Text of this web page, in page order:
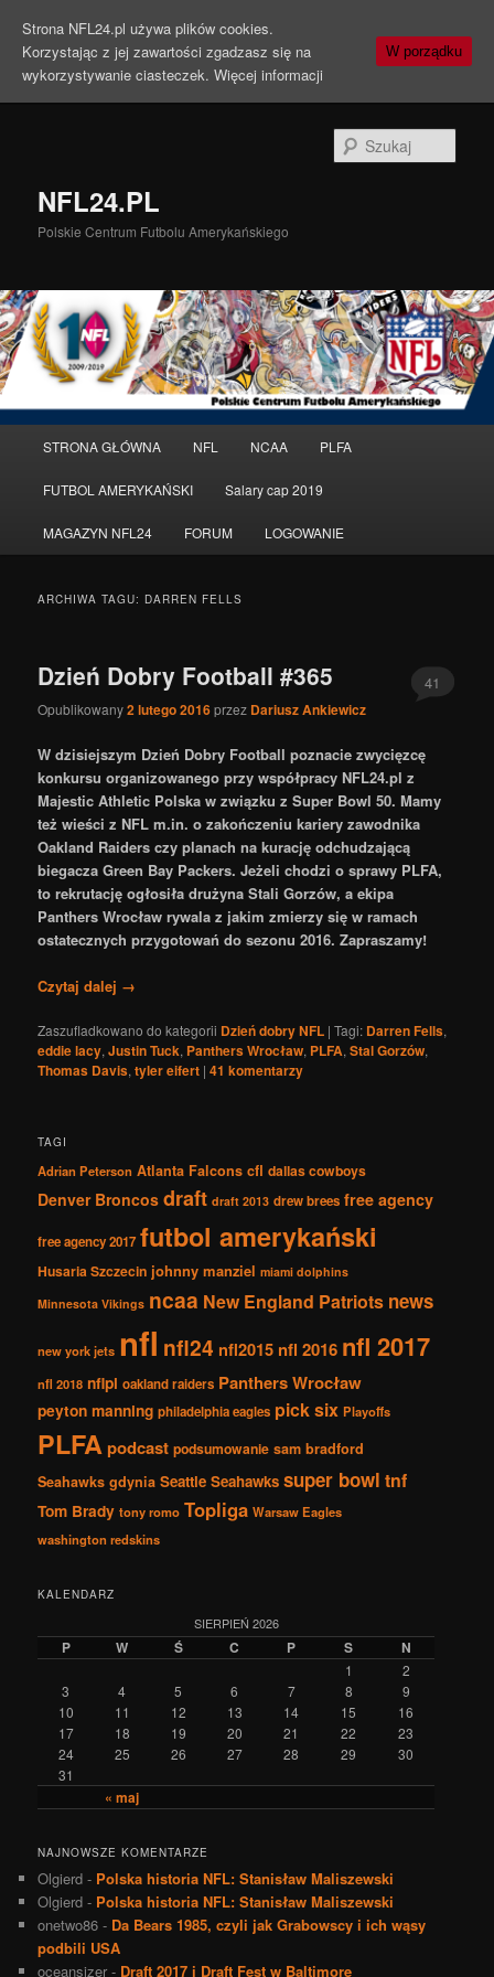
NFL24.PL
Polskie Centrum Futbolu Amerykańskiego
główne
Przeskocz
do
tekstu
Przeskocz
do
widgetów
STRONA GŁÓWNA NFL NCAA PLFA
FUTBOL AMERYKAŃSKI Salary cap 2019
MAGAZYN NFL24 FORUM LOGOWANIE
ARCHIWA TAGU: DARREN FELLS
Dzień Dobry Football #365
Opublikowany2 lutego 2016przez Dariusz Ankiewicz
41
W dzisiejszym Dzień Dobry Football poznacie zwycięzcę
konkursu organizowanego przy współpracy NFL24.pl z
Majestic Athletic Polska w związku z Super Bowl 50. Mamy
też wieści z NFL m.in. o zakończeniu kariery zawodnika
Oakland Raiders czy planach na kurację odchudzającą
biegacza Green Bay Packers. Jeżeli chodzi o sprawy PLFA,
to rekrutację ogłosiła drużynaStali Gorzów, a ekipa
Panthers Wrocław rywala z jakim zmierzy się w ramach
ostatecznych przygotowań do sezonu 2016. Zapraszamy!
Czytaj dalej →
Zaszufladkowano do kategorii Dzień dobry NFL |Tagi: Darren Fells,
eddie lacy,Justin Tuck, Panthers Wrocław, PLFA,Stal Gorzów,
Thomas Davis,tyler eifert |41 komentarzy
TAGI
Adrian Peterson Atlanta Falcons cfl dallas cowboys
Denver Broncos draft draft 2013 drew brees free agency
free agency 2017 futbol amerykański
Husaria Szczecin johnny manziel miami dolphins
Minnesota Vikings ncaa New England Patriots news
new york jets nfl nfl24 nfl2015 nfl 2016 nfl 2017
nfl 2018 nflpl oakland raiders Panthers Wrocław
peyton manning philadelphia eagles pick six Playoffs
PLFApodcast podsumowanie sam bradford
Seahawks gdynia Seattle Seahawks super bowl tnf
Tom Brady tony romo Topliga Warsaw Eagles
washington redskins
KALENDARZ
SIERPIEŃ 2026
P W Ś C P S N
« maj
1
2
3
4 5 6 7 8
9
10
11 12 13 14 15
16
17
18 19 20 21 22
23
24
25 26 27 28 29
30
31
NAJNOWSZE KOMENTARZE
Olgierd - Polska historia NFL: Stanisław Maliszewski
Olgierd - Polska historia NFL: Stanisław Maliszewski
onetwo86 - Da Bears 1985, czyli jak Grabowscy i ich wąsy
podbili USA
oceansizer - Draft 2017 i Draft Fest w Baltimore
Strona NFL24.pl używa plików cookies.
Korzystając z jej zawartości zgadzasz się na
wykorzystywanie ciasteczek. Więcej informacji
W porządku